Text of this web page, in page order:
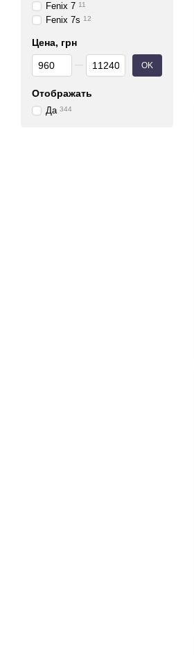
Fenix 7 11
Fenix 7s 12
Цена, грн
От Цена, грн
До Цена, грн OK
Отображать
Да 344